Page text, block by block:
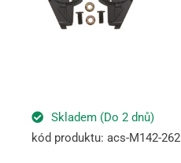
Skladem (Do 2 dnů)
kód produktu: acs-M142-262